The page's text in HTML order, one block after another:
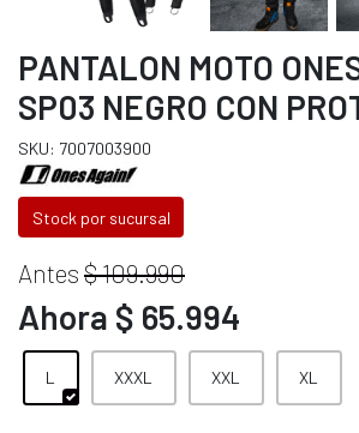
PANTALON MOTO
SP03 NEGRO CON
SKU: 7007003900
Stock por sucursal
Antes $ 109.990
Ahora $ 65.994
L XXXL XXL XL